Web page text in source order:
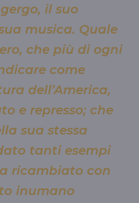
il suo
musica. Quale
che più di ogni
come
dell’America,
e represso; che
sua stessa
tanti esempi
ricambiato con
inumano